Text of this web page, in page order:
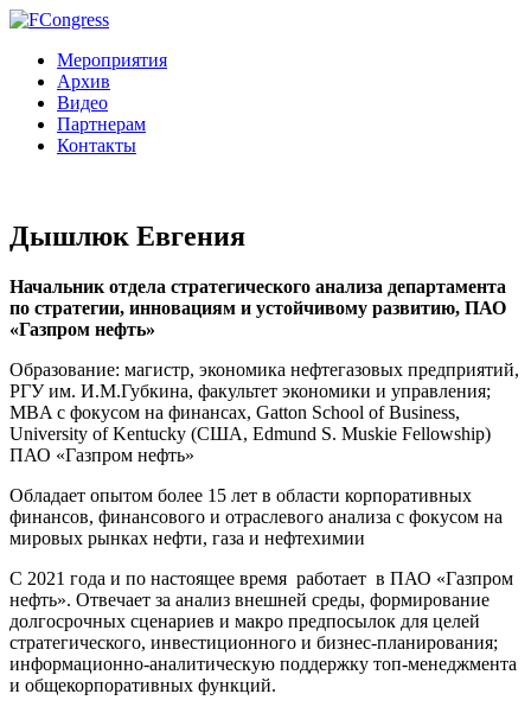
Мероприятия
Архив
Видео
Партнерам
Контакты
Дышлюк Евгения
Начальник отдела стратегического анализа департамента
по стратегии, инновациям и устойчивому развитию, ПАО
«Газпром нефть»
Образование: магистр, экономика нефтегазовых предприятий,
РГУ им. И.М.Губкина, факультет экономики и управления;
MBA с фокусом на финансах, Gatton School of Business,
University of Kentucky (США, Edmund S. Muskie Fellowship)
ПАО «Газпром нефть»
Обладает опытом более 15 лет в области корпоративных
финансов, финансового и отраслевого анализа с фокусом на
мировых рынках нефти, газа и нефтехимии
С 2021 года и по настоящее время работает в ПАО «Газпром
нефть». Отвечает за анализ внешней среды, формирование
долгосрочных сценариев и макро предпосылок для целей
стратегического, инвестиционного и бизнес-планирования;
информационно-аналитическую поддержку топ-менеджмента
и общекорпоративных функций.